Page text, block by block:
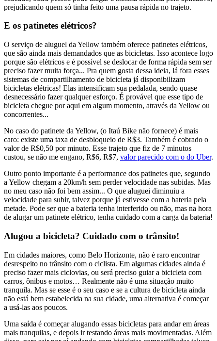
prejudicando quem só tinha feito uma pausa rápida no trajeto.
E os patinetes elétricos?
O serviço de aluguel da Yellow também oferece patinetes elétricos,
que são ainda mais demandados que as bicicletas. Isso acontece logo
porque são elétricos e é possível se deslocar de forma rápida sem ser
preciso fazer muita força... Pra quem gosta dessa ideia, lá fora esses
sistemas de compartilhamento de bicicleta já disponibilizam
bicicletas elétricas! Elas intensificam sua pedalada, sendo quase
desnecessário fazer qualquer esforço. É provável que esse tipo de
bicicleta chegue por aqui em algum momento, através da Yellow ou
concorrentes...
No caso do patinete da Yellow, (o Itaú Bike não fornece) é mais
caro: existe uma taxa de desbloqueio de R$3. Também é cobrado o
valor de R$0,50 por minuto. Esse trajeto que fiz de 7 minutos
custou, se não me engano, R$6, R$7, valor parecido com o do Uber.
Outro ponto importante é a performance dos patinetes que, segundo
a Yellow chegam a 20km/h sem perder velocidade nas subidas. Mas
no meu caso não foi bem assim... O que aluguei diminuiu a
velocidade para subir, talvez porque já estivesse com a bateria pela
metade. Pode ser que a bateria tenha interferido ou não, mas na hora
de alugar um patinete elétrico, tenha cuidado com a carga da bateria!
Alugou a bicicleta? Cuidado com o trânsito!
Em cidades maiores, como Belo Horizonte, não é raro encontrar
desrespeito no trânsito com o ciclista. Em algumas cidades ainda é
preciso fazer mais ciclovias, ou será preciso guiar a bicicleta com
carros, ônibus e motos… Realmente não é uma situação muito
tranquila. Mas se esse é o seu caso e se a cultura de bicicleta ainda
não está bem estabelecida na sua cidade, uma alternativa é começar
a usá-las aos poucos.
Uma saída é começar alugando essas bicicletas para andar em áreas
mais tranquilas, e depois ir testando áreas mais movimentadas. Além